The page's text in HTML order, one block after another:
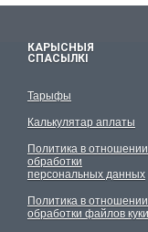
КАРЫСНЫЯ
СПАСЫЛКІ
Тарыфы
Калькулятар аплаты
Политика в отношении
обработки
персональных данных
Политика в отношении
обработки файлов куки